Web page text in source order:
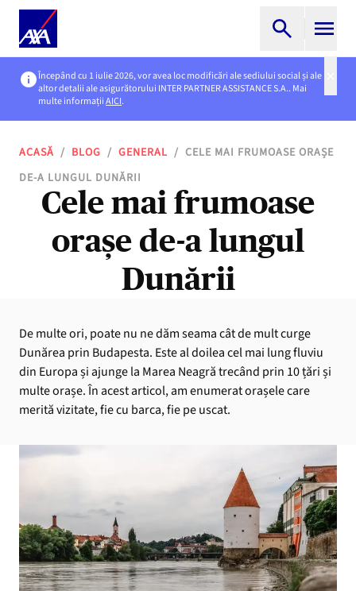
Începând cu 1 iulie 2026, vor avea loc modificări ale sediului social și ale
altor detalii ale asigurătorului INTER PARTNER ASSISTANCE S.A.. Mai
multe informațiiAICI.
ACASĂ / BLOG / GENERAL / CELE MAI FRUMOASE ORAȘE
DE-A LUNGUL DUNĂRII
Cele mai frumoase
orașe de-a lungul
Dunării
De multe ori, poate nu ne dăm seama cât de mult curge
Dunărea prin Budapesta. Este al doilea cel mai lung fluviu
din Europa și ajunge la Marea Neagră trecând prin 10 țări și
multe orașe. În acest articol, am enumerat orașele care
merită vizitate, fie cu barca, fie pe uscat.